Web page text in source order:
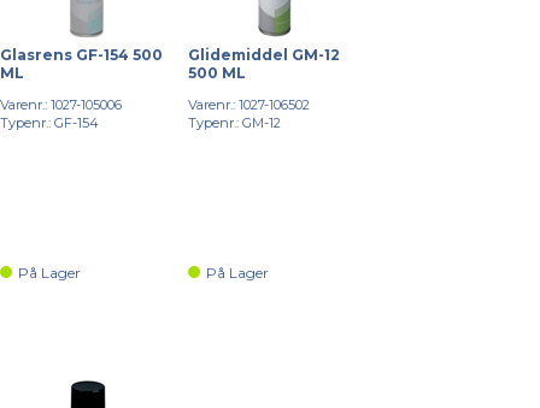
Glasrens GF-154 500
ML
Varenr.: 1027-105006
Typenr.: GF-154
På Lager
Glidemiddel GM-12
500 ML
Varenr.: 1027-106502
Typenr.: GM-12
På Lager